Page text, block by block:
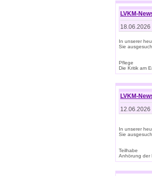
LVKM-
18.06.2026
In unserer
Sie
Pflege
Die Kritik am
LVKM-
12.06.2026
In unserer
Sie
Teilhabe
Anhörung der